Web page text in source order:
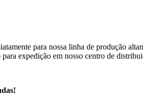
para nossa linha de produção
expedição em nosso centro de